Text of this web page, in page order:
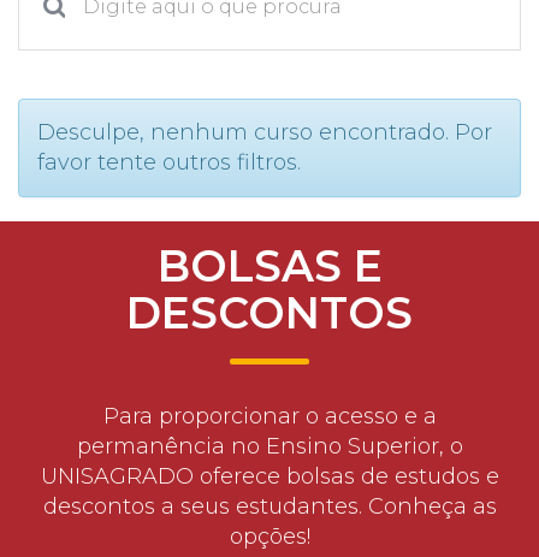
UATI
Desculpe, nenhum curso encontrado. Por
favor tente outros filtros.
BOLSAS E
DESCONTOS
Para proporcionar o acesso e a
permanência no Ensino Superior, o
UNISAGRADO oferece bolsas de estudos e
descontos a seus estudantes. Conheça as
opções!